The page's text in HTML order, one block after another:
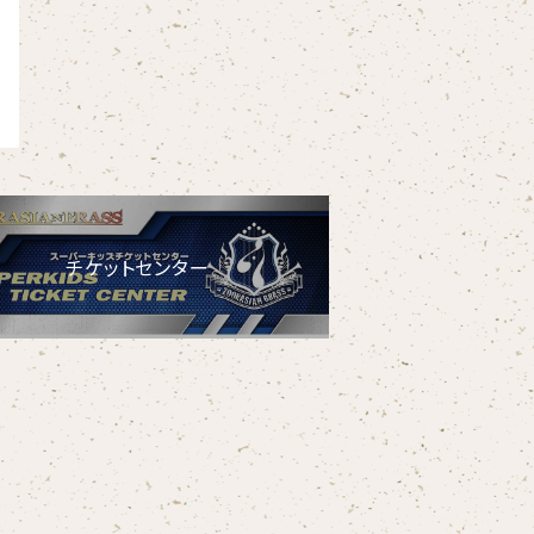
チケットセンター